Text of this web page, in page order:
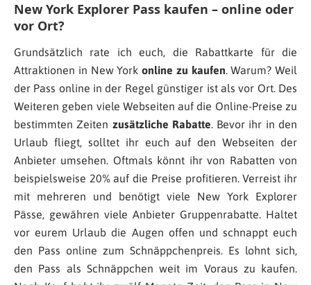
New York Explorer Pass kaufen – online oder
vor Ort?
Grundsätzlich rate ich euch, die Rabattkarte für die
Attraktionen in New York online zu kaufen. Warum? Weil
der Pass online in der Regel günstiger ist als vor Ort. Des
Weiteren geben viele Webseiten auf die Online-Preise zu
bestimmten Zeiten zusätzliche Rabatte. Bevor ihr in den
Urlaub fliegt, solltet ihr euch auf den Webseiten der
Anbieter umsehen. Oftmals könnt ihr von Rabatten von
beispielsweise 20% auf die Preise profitieren. Verreist ihr
mit mehreren und benötigt viele New York Explorer
Pässe, gewähren viele Anbieter Gruppenrabatte. Haltet
vor eurem Urlaub die Augen offen und schnappt euch
den Pass online zum Schnäppchenpreis. Es lohnt sich,
den Pass als Schnäppchen weit im Voraus zu kaufen.